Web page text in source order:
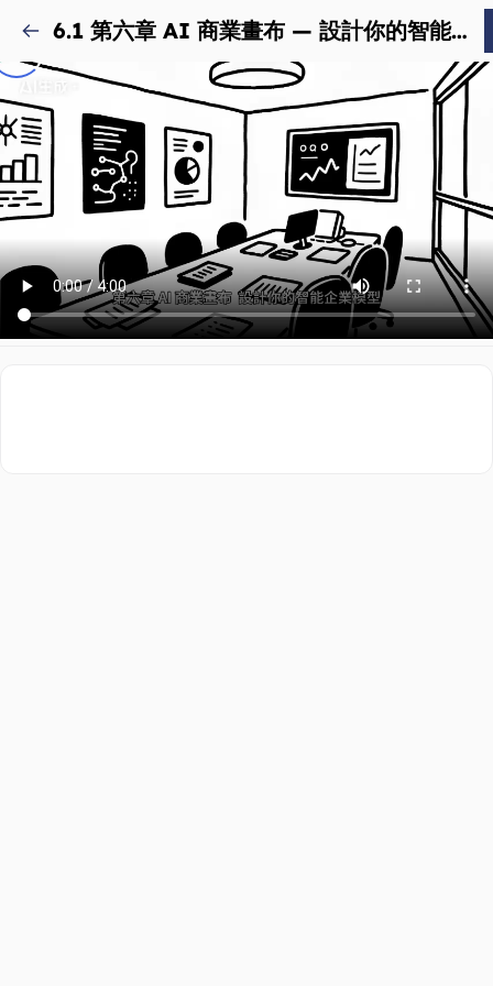
6.1 第六章 AI 商業畫布 — 設計你的智能企業模型